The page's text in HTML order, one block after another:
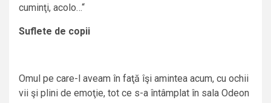
cuminţi, acolo…“
Suflete de copii
Omul pe care-l aveam în faţă îşi amintea acum, cu ochii
vii şi plini de emoţie, tot ce s-a întâmplat în sala Odeon